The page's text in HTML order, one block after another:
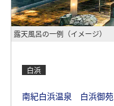
露天風呂の一例（イメージ）
白浜
南紀白浜温泉 白浜御苑